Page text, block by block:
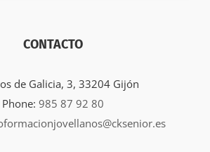
CONTACTO
de Galicia, 3, 33204 Gijón
Phone: 985 87 92 80